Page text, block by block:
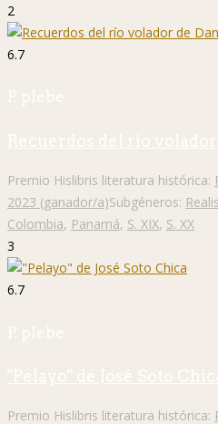
2
6.7
P. plebe
Recuerdos del río
Premio Hislibris literatura histórica:
2023 (ganador/a)Subgéneros:
Colombia, Panamá, S. XIX, S. XX
3
6.7
P. plebe
"Pelayo" de José Soto
Premio Hislibris literatura histórica: